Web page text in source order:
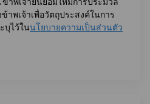
ข้าพเจ้ายินยอมให้มีการประมวล
พเจ้าเพื่อวัตถุประสงค์ในการ
บุไว้ในนโยบายความเป็นส่วนตัว